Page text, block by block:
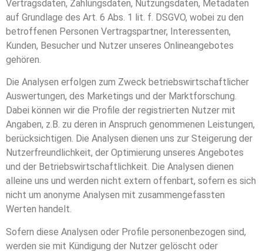
Vertragsdaten, Zahlungsdaten, Nutzungsdaten, Metadaten
auf Grundlage des Art. 6 Abs. 1 lit. f. DSGVO, wobei zu den
betroffenen Personen Vertragspartner, Interessenten,
Kunden, Besucher und Nutzer unseres Onlineangebotes
gehören.
Die Analysen erfolgen zum Zweck betriebswirtschaftlicher
Auswertungen, des Marketings und der Marktforschung.
Dabei können wir die Profile der registrierten Nutzer mit
Angaben, z.B. zu deren in Anspruch genommenen Leistungen,
berücksichtigen. Die Analysen dienen uns zur Steigerung der
Nutzerfreundlichkeit, der Optimierung unseres Angebotes
und der Betriebswirtschaftlichkeit. Die Analysen dienen
alleine uns und werden nicht extern offenbart, sofern es sich
nicht um anonyme Analysen mit zusammengefassten
Werten handelt.
Sofern diese Analysen oder Profile personenbezogen sind,
werden sie mit Kündigung der Nutzer gelöscht oder